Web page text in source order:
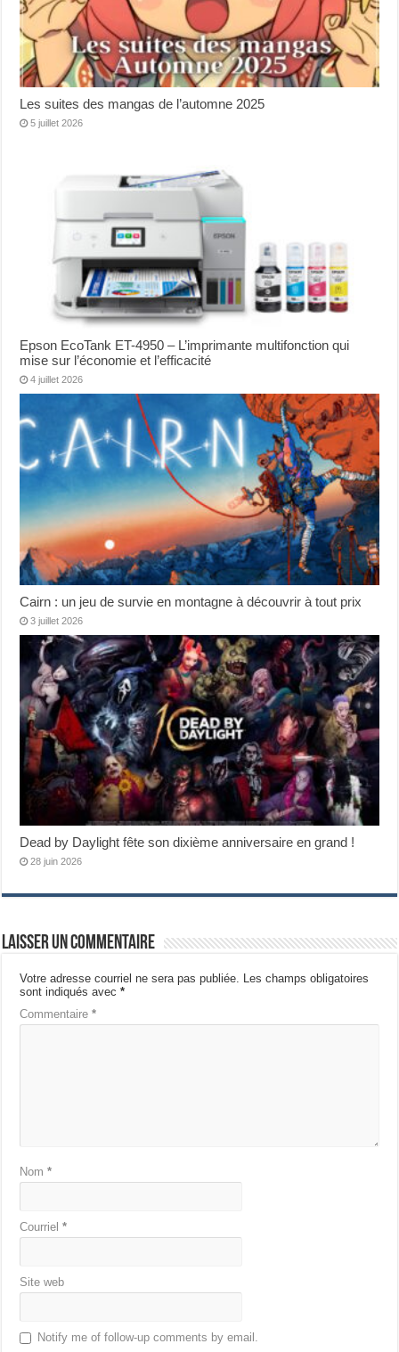
Les suites des mangas de l’automne 2025
5 juillet 2026
Epson EcoTank ET-4950 – L’imprimante multifonction qui
mise sur l’économie et l’efficacité
4 juillet 2026
Cairn : un jeu de survie en montagne à découvrir à tout prix
3 juillet 2026
Dead by Daylight fête son dixième anniversaire en grand !
28 juin 2026
Laisser un commentaire
Votre adresse courriel ne sera pas publiée. Les champs obligatoires
sont indiqués avec*
Commentaire*
Nom*
Courriel*
Site web
Notify me of follow-up comments by email.